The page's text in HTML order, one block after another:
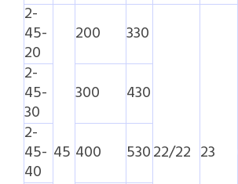
2-
45-
20
45
200 330
22/22 23
2-
45-
30
300
430
2-
45-
40
400
530